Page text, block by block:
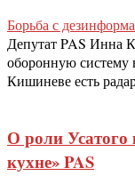
Борьба с
Депутат PAS Инна
оборонную систему
Кишиневе есть
О роли Усатого
кухне» PAS